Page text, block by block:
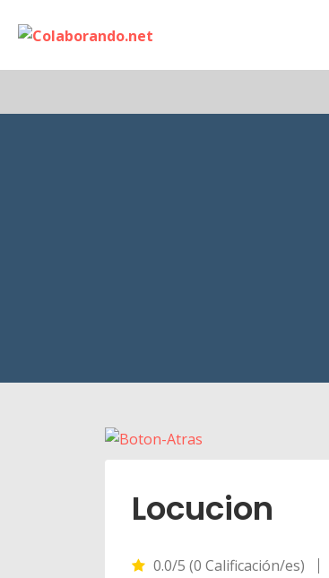
Locucion
0.0/5 (0 Calificación/es)